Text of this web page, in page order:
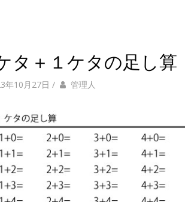
タ＋１ケタの足し算
年10月27日 / 管理人